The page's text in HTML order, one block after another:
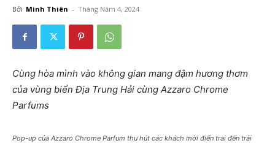
Bởi Minh Thiên - Tháng Năm 4, 2024
Cùng hòa mình vào không gian mang đậm hương thơm
của vùng biển Địa Trung Hải cùng Azzaro Chrome
Parfums
Pop-up của Azzaro Chrome Parfum thu hút các khách mời điển trai đến trải